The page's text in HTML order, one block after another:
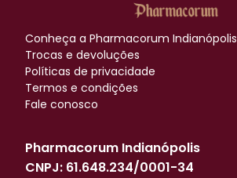
Conheça a Pharmacorum Indianópolis
Trocas e devoluções
Políticas de privacidade
Termos e condições
Fale conosco
Pharmacorum Indianópolis
CNPJ: 61.648.234/0001-34